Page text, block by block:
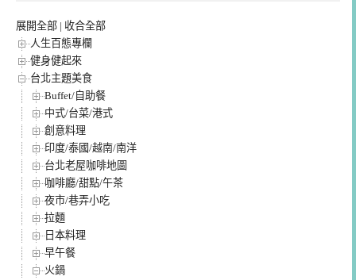
展開全部 | 收合全部
人生百態專欄
健身健起來
台北主題美食
Buffet/自助餐
中式/台菜/港式
創意料理
印度/泰國/越南/南洋
台北老屋咖啡地圖
咖啡廳/甜點/午茶
夜市/巷弄小吃
拉麵
日本料理
早午餐
火鍋